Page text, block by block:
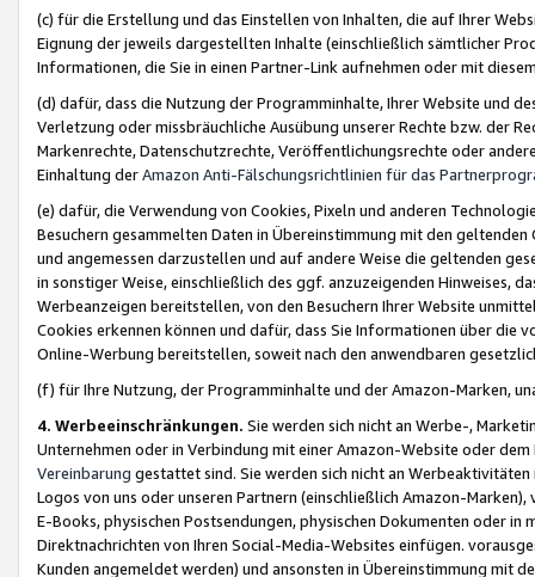
(c) für die Erstellung und das Einstellen von Inhalten, die auf Ihrer
Eignung der jeweils dargestellten Inhalte (einschließlich sämtlicher
Informationen, die Sie in einen Partner-Link aufnehmen oder mit
(d) dafür, dass die Nutzung der Programminhalte, Ihrer Website und
Verletzung oder missbräuchliche Ausübung unserer Rechte bzw. der
Markenrechte, Datenschutzrechte, Veröffentlichungsrechte oder
Einhaltung derAmazon Anti-Fälschungsrichtlinien für das
(e) dafür, die Verwendung von Cookies, Pixeln und anderen
Besuchern gesammelten Daten in Übereinstimmung mit den
und angemessen darzustellen und auf andere Weise die geltenden
in sonstiger Weise, einschließlich des ggf. anzuzeigenden Hinweises,
Werbeanzeigen bereitstellen, von den Besuchern Ihrer Website
Cookies erkennen können und dafür, dass Sie Informationen über die
Online-Werbung bereitstellen, soweit nach den anwendbaren
(f) für Ihre Nutzung, der Programminhalte und der Amazon-Marken,
4. Werbeeinschränkungen. Sie werden sich nicht an Werbe-,
Unternehmen oder in Verbindung mit einer Amazon-Website oder
Vereinbarung gestattet sind. Sie werden sich nicht an
Logos von uns oder unseren Partnern (einschließlich Amazon-
E-Books, physischen Postsendungen, physischen Dokumenten oder in
Direktnachrichten von Ihren Social-Media-Websites einfügen.
Kunden angemeldet werden) und ansonsten in Übereinstimmung mit